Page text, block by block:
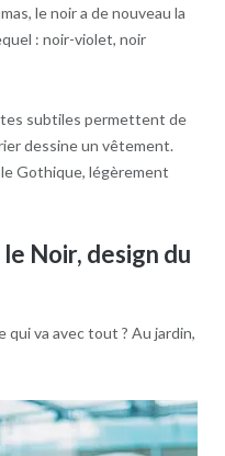
le noir a de nouveau la
: noir-violet, noir
subtiles permettent de
dessine un vêtement.
Gothique, légèrement
Noir, design du
qui va avec tout ? Au jardin,